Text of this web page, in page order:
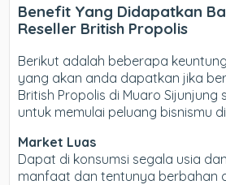
Benefit Yang Didapatkan
Reseller British Propolis
Berikut adalah beberapa
yang akan anda dapatkan jika
British Propolis di Muaro
untuk memulai peluang bisnismu
Market Luas
Dapat di konsumsi segala usia
manfaat dan tentunya berbahan